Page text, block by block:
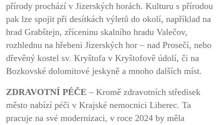
přírody prochází v Jizerských horách. Kulturu s přírodou
pak lze spojit při desítkách výletů do okolí, například na
hrad Grabštejn, zříceninu skalního hradu Valečov,
rozhlednu na hřebeni Jizerských hor – nad Prosečí, nebo
dřevěný kostel sv. Kryštofa v Kryštofově údolí, či na
Bozkovské dolomitové jeskyně a mnoho dalších míst.
ZDRAVOTNÍ PÉČE – Kromě zdravotních středisek
město nabízí péči v Krajské nemocnici Liberec. Ta
pracuje na své modernizaci, v roce 2024 by měla